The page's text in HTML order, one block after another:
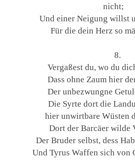
nicht;
Und einer Neigung willst
Für die dein Herz so
8.
Vergaßest du, wo du
Dass ohne Zaum hier
Der unbezwungne
Die Syrte dort die
hier unwirtbare Wüsten
Dort der Barcäer wilde
Der Bruder selbst, dess
Und Tyrus Waffen sich von